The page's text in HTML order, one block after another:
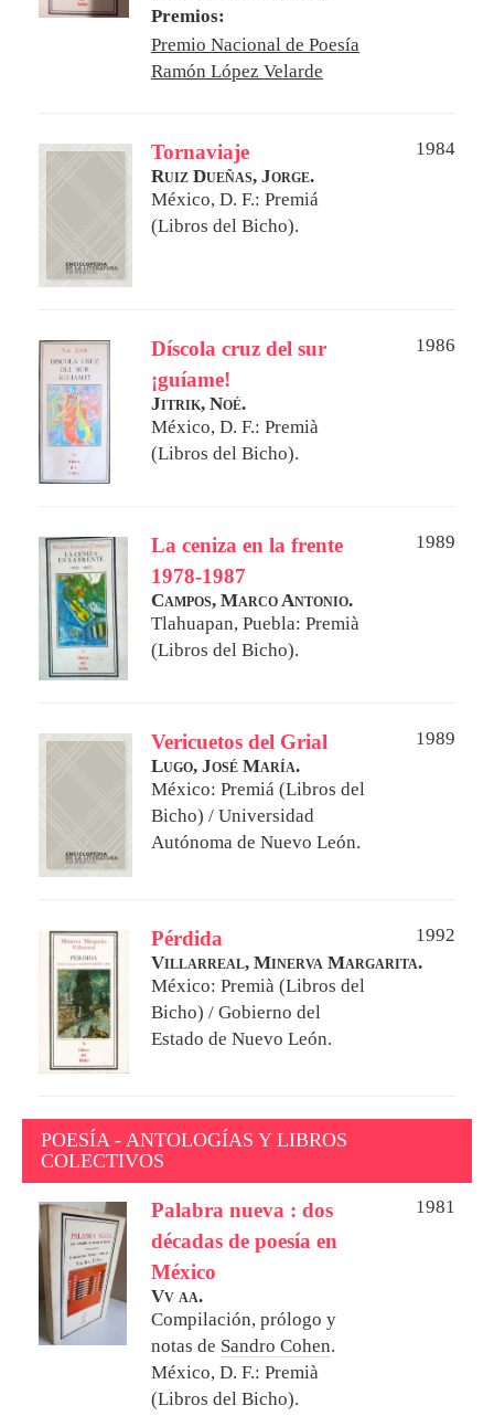
Premios:
Premio Nacional de Poesía
Ramón López Velarde
Tornaviaje
1984
Ruiz Dueñas, Jorge.
México, D. F.: Premiá
(Libros del Bicho).
Díscola cruz del sur
¡guíame!
1986
Jitrik, Noé.
México, D. F.: Premià
(Libros del Bicho).
La ceniza en la frente
1978-1987
1989
Campos, Marco Antonio.
Tlahuapan, Puebla: Premià
(Libros del Bicho).
Vericuetos del Grial
1989
Lugo, José María.
México: Premiá (Libros del
Bicho) / Universidad
Autónoma de Nuevo León.
Pérdida
1992
Villarreal, Minerva Margarita.
México: Premià (Libros del
Bicho) / Gobierno del
Estado de Nuevo León.
POESÍA - ANTOLOGÍAS Y LIBROS
COLECTIVOS
Palabra nueva : dos
décadas de poesía en
México
1981
Vv aa.
Compilación, prólogo y
notas de Sandro Cohen.
México, D. F.: Premià
(Libros del Bicho).